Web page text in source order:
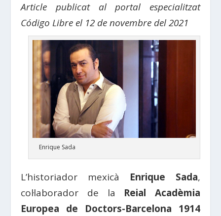
Article publicat al portal especialitzat
Código Libre el 12 de novembre del 2021
Enrique Sada
L’historiador mexicà Enrique Sada,
col·laborador de la Reial Acadèmia
Europea de Doctors-Barcelona 1914